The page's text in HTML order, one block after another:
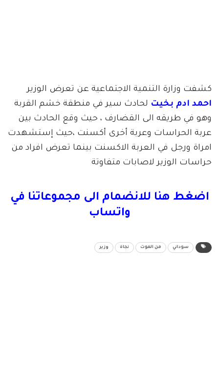
كشفت وزارة التنمية الاجتماعية عن تعرض الوزير
احمد ادم بخيت لحادث سير في منطقة خشم القربة
وهو في طريقه الى القضارف ، حيث وقع الحادث بين
عربة الحراسات وعربة أخرى أكسنت ،حيث إستشهدت
امراة ورجل في العربة الاكسنت بينما تعرض افراد من
حراسات الوزير لاصابات متفاوتة
اضغط هنا للانضمام الى مجموعاتنا في
واتساب
سوداني من الموت نجاة وزير